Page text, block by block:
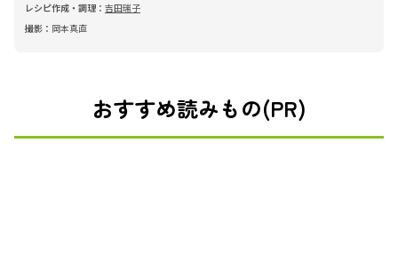
レシピ作成・調理： 吉田瑞子
撮影： 岡本真直
おすすめ読みもの(PR)